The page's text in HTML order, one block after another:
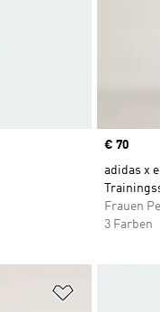
Price
€ 70
adidas x
Frauen
3 Farben
Zur